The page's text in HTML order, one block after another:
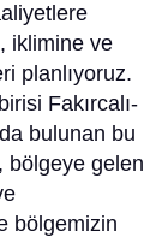
iklimine ve
planlıyoruz.
Fakırcalı-
bulunan bu
bölgeye gelen
bölgemizin